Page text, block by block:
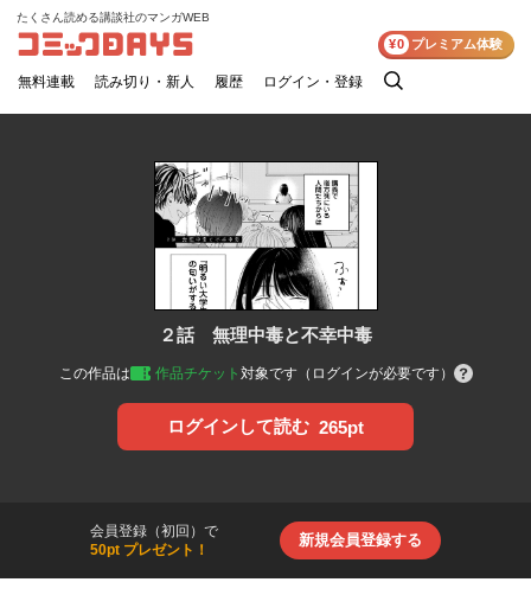
コミックDAYS
たくさん読める講談社のマンガWEB
無料連載 読み切り・新人 履歴 ログイン・登録
検
¥0 プレミアム体験
２話 無理中毒と不幸中毒
この作品は 作品チケット 対象です（ログインが必要です）
ログインして読む 265pt
会員登録（初回）で
50pt プレゼント！
新規会員登録する